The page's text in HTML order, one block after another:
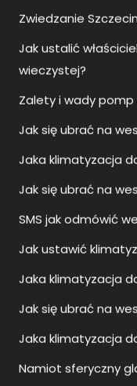
Zalety i wady pomp
Jak się ubrać na
Jaka klimatyzacja
Jak się ubrać na
SMS jak odmówić
Jak ustawić
Jaka klimatyzacja
Jak się ubrać na
Jaka klimatyzacja
Namiot sferyczny
Gdzie kupić rury ze
Jak ubrać się na
Namiot